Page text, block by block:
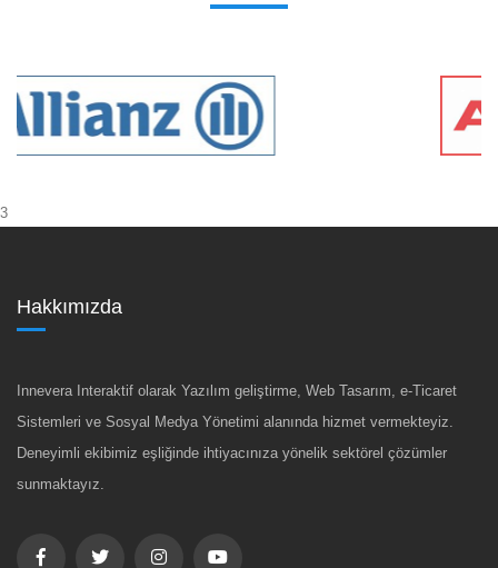
3
Hakkımızda
Innevera Interaktif olarak Yazılım geliştirme, Web Tasarım, e-Ticaret
Sistemleri ve Sosyal Medya Yönetimi alanında hizmet vermekteyiz.
Deneyimli ekibimiz eşliğinde ihtiyacınıza yönelik sektörel çözümler
sunmaktayız.